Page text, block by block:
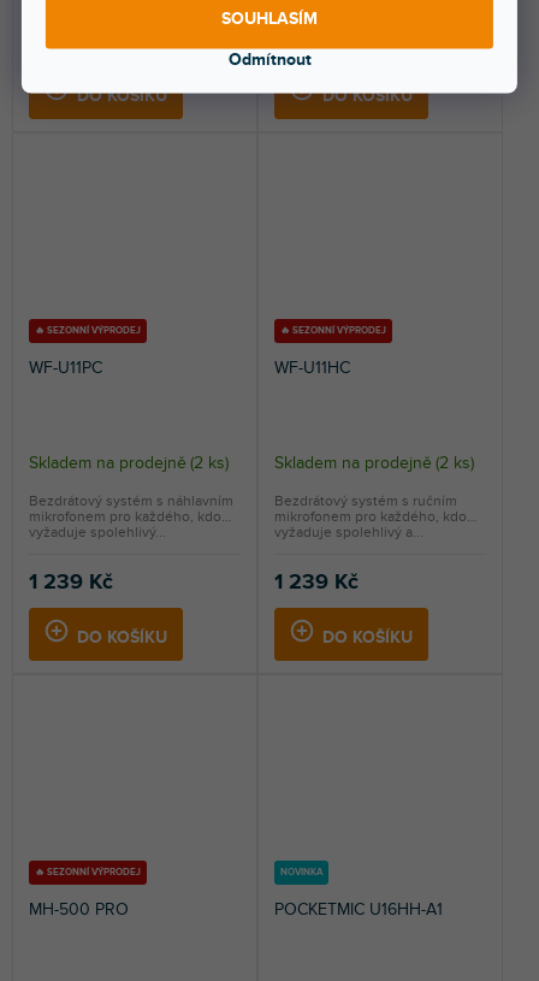
Odmítnout
SOUHLASÍM
579 Kč
DO KOŠÍKU DO KOŠÍKU
🔥 SEZONNÍ VÝPRODEJ
WF-U11PC
Skladem na prodejně (2 ks)
1 239 Kč
DO KOŠÍKU
Bezdrátový systém s náhlavním
mikrofonem pro každého, kdo
vyžaduje spolehlivý...
🔥 SEZONNÍ VÝPRODEJ
WF-U11HC
Skladem na prodejně (2 ks)
1 239 Kč
DO KOŠÍKU
Bezdrátový systém s ručním
mikrofonem pro každého, kdo
vyžaduje spolehlivý a...
🔥 SEZONNÍ VÝPRODEJ
MH-500 PRO
NOVINKA
POCKETMIC U16HH-A1